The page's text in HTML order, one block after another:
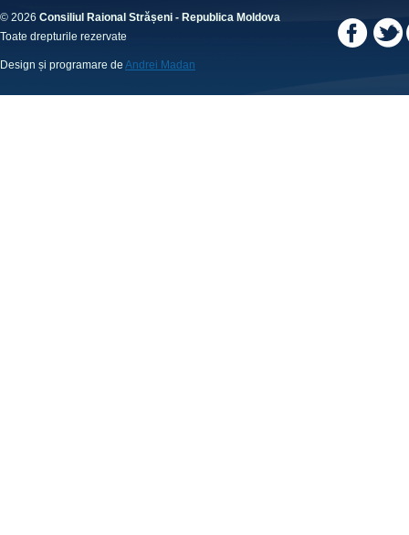
© 2026 Consiliul Raional Strășeni - Republica Moldova
Toate drepturile rezervate
Design și programare de Andrei Madan